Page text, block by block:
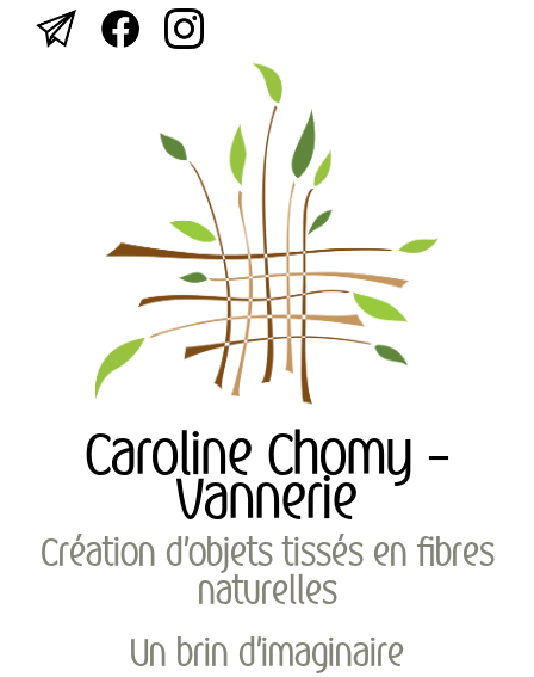
Caroline Chomy -
Vannerie
Création d'objets tissés en fibres
naturelles
Un brin d'imaginaire